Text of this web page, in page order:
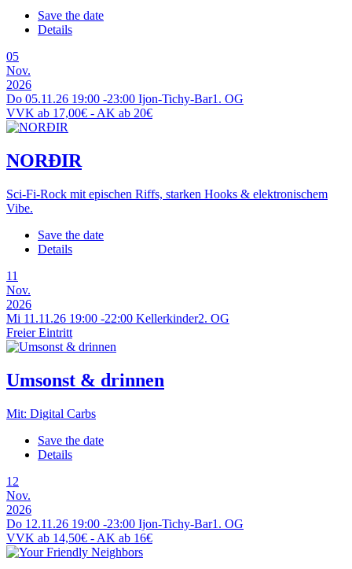
Save the date
Details
05
Nov.
2026
Do 05.11.26 19:00 -23:00 Ijon-Tichy-Bar1. OG
VVK ab 17,00€ - AK ab 20€
NORÐIR
Sci-Fi-Rock mit epischen Riffs, starken Hooks & elektronischem
Vibe.
Save the date
Details
11
Nov.
2026
Mi 11.11.26 19:00 -22:00 Kellerkinder2. OG
Freier Eintritt
Umsonst & drinnen
Mit: Digital Carbs
Save the date
Details
12
Nov.
2026
Do 12.11.26 19:00 -23:00 Ijon-Tichy-Bar1. OG
VVK ab 14,50€ - AK ab 16€